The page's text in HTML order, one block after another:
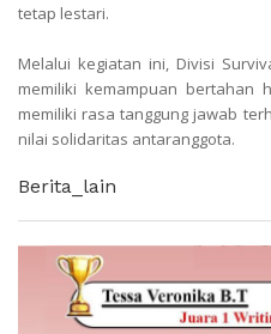
tetap lestari.
Melalui kegiatan ini, Divisi
memiliki kemampuan bertahan
memiliki rasa tanggung jawab
nilai solidaritas antaranggota.
Berita_lain